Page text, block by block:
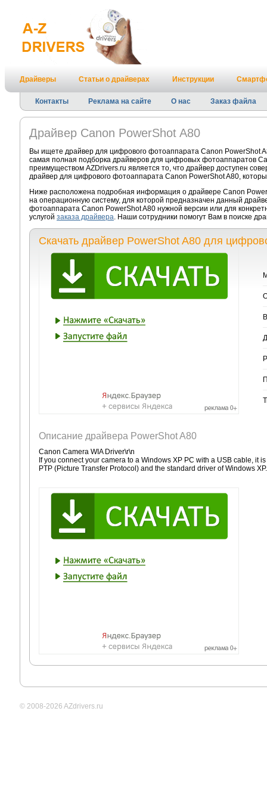
Драйверы Статьи о драйверах Инструкции
Контакты Реклама на сайте О нас Заказ файла
Драйвер Canon PowerShot A80
Вы ищете драйвер для цифрового фотоаппарата Canon PowerShot
самая полная подборка драйверов для цифровых фотоаппаратов
преимуществом AZDrivers.ru является то, что драйвер доступен
драйвер для цифрового фотоаппарата Canon PowerShot A80,
Ниже расположена подробная информация о драйвере Canon
на операционную систему, для которой предназначен данный
фотоаппарата Canon PowerShot A80 нужной версии или для
услугой заказа драйвера. Наши сотрудники помогут Вам в поиске
Скачать драйвер PowerShot A80 для
Описание драйвера PowerShot A80
Canon Camera WIA Driver\r\n
If you connect your camera to a Windows XP PC with a USB cable, it
PTP (Picture Transfer Protocol) and the standard driver of Windows XP.
© 2008-2026 AZdrivers.ru